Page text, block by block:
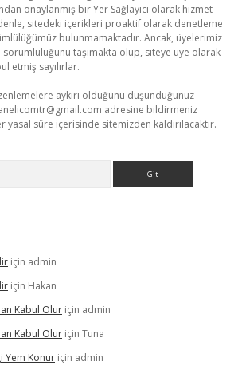
onaylanmış bir Yer Sağlayıcı olarak hizmet
sitedeki içerikleri proaktif olarak denetleme
bulunmamaktadır. Ancak, üyelerimiz
sorumluluğunu taşımakta olup, siteye üye olarak
etmiş sayılırlar.
aykırı olduğunu düşündüğünüz
adresine bildirmeniz
yasal süre içerisinde sitemizden kaldırılacaktır.
için admin
için Hakan
Kabul Olur için admin
Kabul Olur için Tuna
Yem Konur için admin